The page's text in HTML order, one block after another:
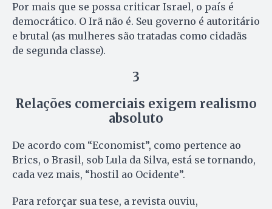
Por mais que se possa criticar Israel, o país é
democrático. O Irã não é. Seu governo é autoritário
e brutal (as mulheres são tratadas como cidadãs
de segunda classe).
3
Relações comerciais exigem realismo
absoluto
De acordo com “Economist”, como pertence ao
Brics, o Brasil, sob Lula da Silva, está se tornando,
cada vez mais, “hostil ao Ocidente”.
Para reforçar sua tese, a revista ouviu,